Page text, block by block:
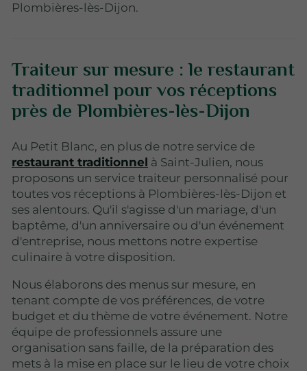
Plombières-lès-Dijon.
Traiteur sur mesure : le restaurant
traditionnel pour vos réceptions
près de Plombières-lès-Dijon
Au Petit Blanc, en plus de notre service de
restaurant traditionnel à Saint-Julien, nous
proposons un service traiteur personnalisé pour
toutes vos réceptions à Plombières-lès-Dijon et
ses alentours. Qu'il s'agisse d'un mariage, d'un
baptême, d'un anniversaire ou d'un événement
d'entreprise, nous mettons notre expertise
culinaire à votre disposition.
Nous élaborons des menus sur mesure, en
tenant compte de vos préférences, de votre
budget et du thème de votre événement. Notre
équipe de professionnels assure une
organisation sans faille, de la préparation des
mets à la mise en place sur le lieu de votre choix